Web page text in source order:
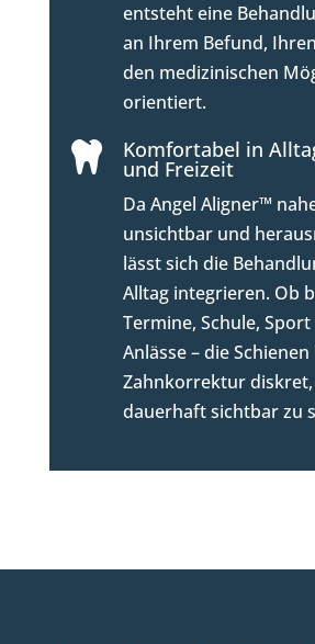
entsteht eine
an Ihrem Befund,
den medizinischen
orientiert.
 Komfortabel in
und Freizeit
Da Angel Aligner™
unsichtbar und
lässt sich die
Alltag integrieren. Ob
Termine, Schule,
Anlässe – die
Zahnkorrektur
dauerhaft sichtbar zu